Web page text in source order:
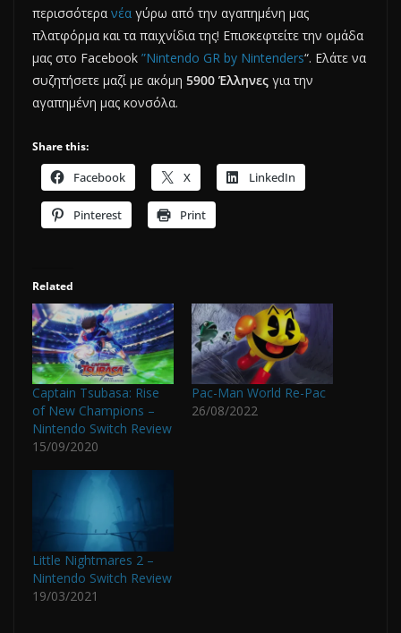
περισσότερα νέα γύρω από την αγαπημένη μας
πλατφόρμα και τα παιχνίδια της! Επισκεφτείτε την ομάδα
μας στο Facebook ”Nintendo GR by Nintenders“. Ελάτε να
συζητήσετε μαζί με ακόμη 5900 Έλληνες για την
αγαπημένη μας κονσόλα.
Share this:
Facebook X LinkedIn
Pinterest Print
Related
Captain Tsubasa: Rise
of New Champions –
Nintendo Switch Review
15/09/2020
Pac-Man World Re-Pac
26/08/2022
Little Nightmares 2 –
Nintendo Switch Review
19/03/2021